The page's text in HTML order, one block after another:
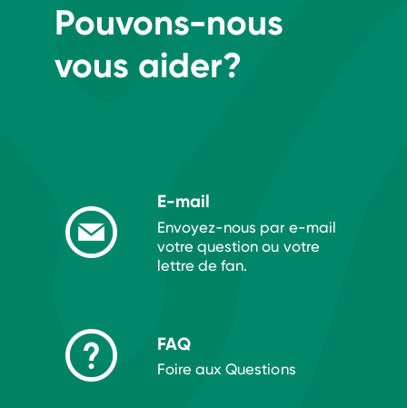
Pouvons-nous
vous aider?
E-mail
Envoyez-nous par e-mail
votre question ou votre
lettre de fan.
FAQ
Foire aux Questions